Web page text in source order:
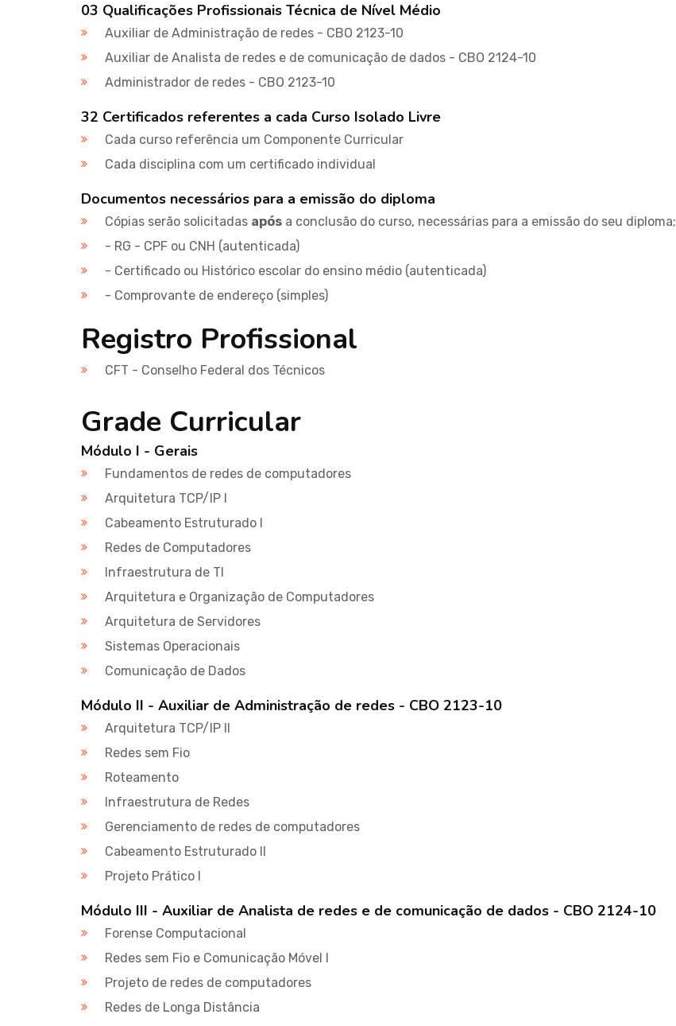
03 Qualificações Profissionais Técnica de Nível Médio
Auxiliar de Administração de redes - CBO 2123-10
Auxiliar de Analista de redes e de comunicação de dados - CBO 2124-10
Administrador de redes - CBO 2123-10
32 Certificados referentes a cada Curso Isolado Livre
Cada curso referência um Componente Curricular
Cada disciplina com um certificado individual
Documentos necessários para a emissão do diploma
Cópias serão solicitadas após a conclusão do curso, necessárias para a emissão do seu diploma;
- RG - CPF ou CNH (autenticada)
- Certificado ou Histórico escolar do ensino médio (autenticada)
- Comprovante de endereço (simples)
Registro Profissional
CFT - Conselho Federal dos Técnicos
Grade Curricular
Módulo I - Gerais
Fundamentos de redes de computadores
Arquitetura TCP/IP I
Cabeamento Estruturado I
Redes de Computadores
Infraestrutura de TI
Arquitetura e Organização de Computadores
Arquitetura de Servidores
Sistemas Operacionais
Comunicação de Dados
Módulo II - Auxiliar de Administração de redes - CBO 2123-10
Arquitetura TCP/IP II
Redes sem Fio
Roteamento
Infraestrutura de Redes
Gerenciamento de redes de computadores
Cabeamento Estruturado II
Projeto Prático I
Módulo III - Auxiliar de Analista de redes e de comunicação de dados - CBO 2124-10
Forense Computacional
Redes sem Fio e Comunicação Móvel I
Projeto de redes de computadores
Redes de Longa Distância